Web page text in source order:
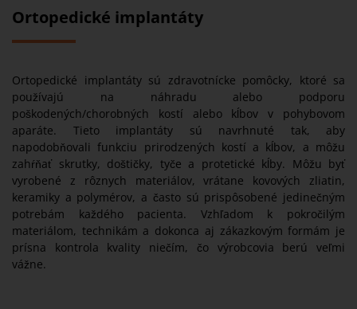
Ortopedické implantáty
Ortopedické implantáty sú zdravotnícke pomôcky, ktoré sa
používajú na náhradu alebo podporu
poškodených/chorobných kostí alebo kĺbov v pohybovom
aparáte. Tieto implantáty sú navrhnuté tak, aby
napodobňovali funkciu prirodzených kostí a kĺbov, a môžu
zahŕňať skrutky, doštičky, tyče a protetické kĺby. Môžu byť
vyrobené z rôznych materiálov, vrátane kovových zliatin,
keramiky a polymérov, a často sú prispôsobené jedinečným
potrebám každého pacienta. Vzhľadom k pokročilým
materiálom, technikám a dokonca aj zákazkovým formám je
prísna kontrola kvality niečím, čo výrobcovia berú veľmi
vážne.